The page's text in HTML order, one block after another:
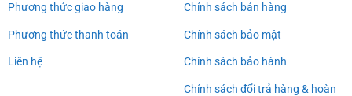
Phương thức giao hàng
Phương thức thanh toán
Liên hệ
Chính sách bán hàng
Chính sách bảo mật
Chính sách bảo hành
Chính sách đổi trả hàng & hoàn